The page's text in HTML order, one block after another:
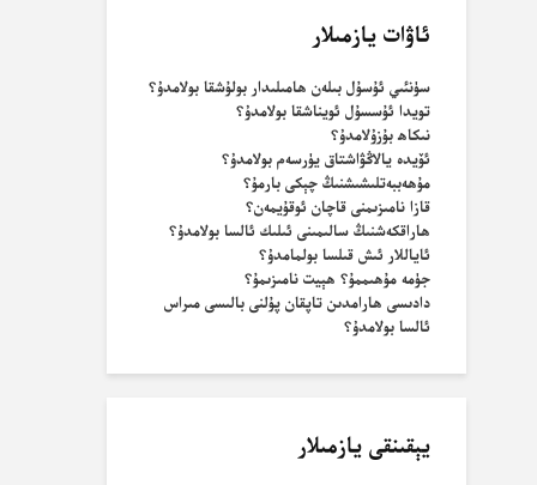
ئاۋات يازمىلار
سۈنئىي ئۇسۇل بىلەن ھامىلىدار بولۇشقا بولامدۇ؟
تويدا ئۇسسۇل ئويناشقا بولامدۇ؟
نىكاھ بۇزۇلامدۇ؟
ئۆيدە يالاڭۋاشتاق يۈرسەم بولامدۇ؟
مۇھەببەتلىشىشنىڭ چېكى بارمۇ؟
قازا نامىزىمنى قاچان ئوقۇيمەن؟
ھاراقكەشنىڭ سالىمىنى ئىلىك ئالسا بولامدۇ؟
ئاياللار ئىش قىلسا بولمامدۇ؟
جۈمە مۇھىممۇ؟ ھېيت نامىزىمۇ؟
دادىسى ھارامدىن تاپقان پۇلنى بالىسى مىراس
ئالسا بولامدۇ؟
يېقىنقى يازمىلار